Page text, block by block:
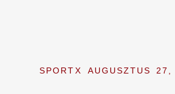
SPORTX AUGUSZTUS 27,